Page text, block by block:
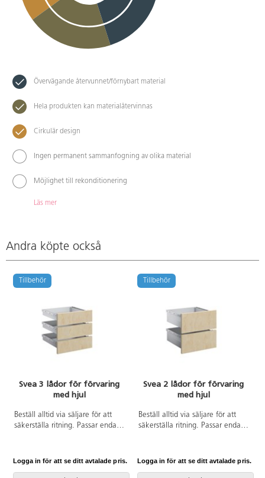
Övervägande återvunnet/förnybart material
Hela produkten kan materialåtervinnas
Cirkulär design
Ingen permanent sammanfogning av olika material
Möjlighet till rekonditionering
Läs mer
Andra köpte också
Tillbehör
Svea 3 lådor för förvaring
med hjul
Beställ alltid via säljare för att
säkerställa ritning. Passar endast
och levereras färdigmonterad.
Logga in för att se ditt avtalade pris.
Tillbehör
Svea 2 lådor för förvaring
med hjul
Beställ alltid via säljare för att
säkerställa ritning. Passar endast
och levereras färdigmonterad.
Logga in för att se ditt avtalade pris.